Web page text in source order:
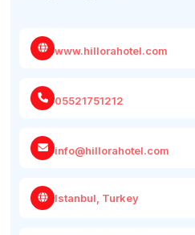
www.hillorahotel.com
05521751212
info@hillorahotel.com
Istanbul, Turkey